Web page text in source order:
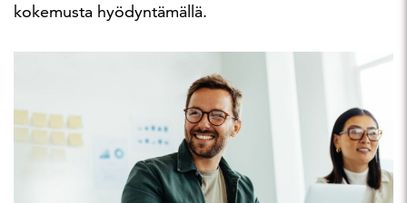
kokemusta hyödyntämällä.